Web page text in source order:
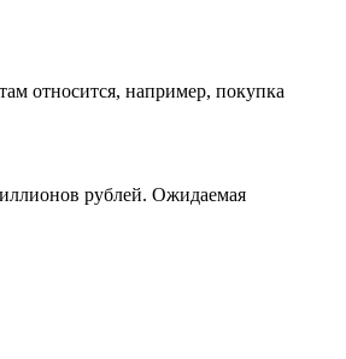
относится, например, покупка
рублей. Ожидаемая